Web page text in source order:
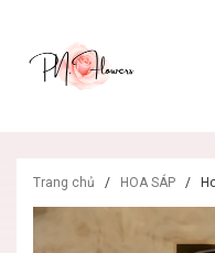
Trang chủ / HOA SÁP /